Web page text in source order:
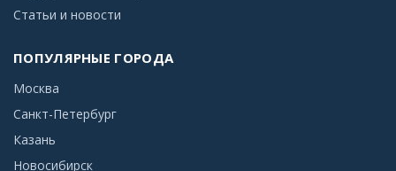
Статьи и новости
ПОПУЛЯРНЫЕ ГОРОДА
Москва
Санкт-Петербург
Казань
Новосибирск